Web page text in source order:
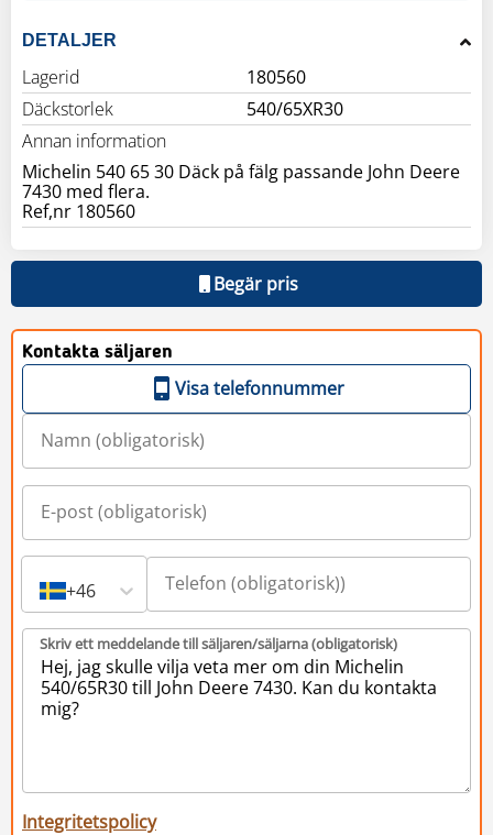
DETALJER
Lagerid
180560
Däckstorlek
540/65XR30
Annan information
Michelin 540 65 30 Däck på fälg passande John Deere
7430 med flera.
Ref,nr 180560
Begär pris
Kontakta säljaren
Visa telefonnummer
+46
Skriv ett meddelande till säljaren/säljarna (obligatorisk)
Integritetspolicy